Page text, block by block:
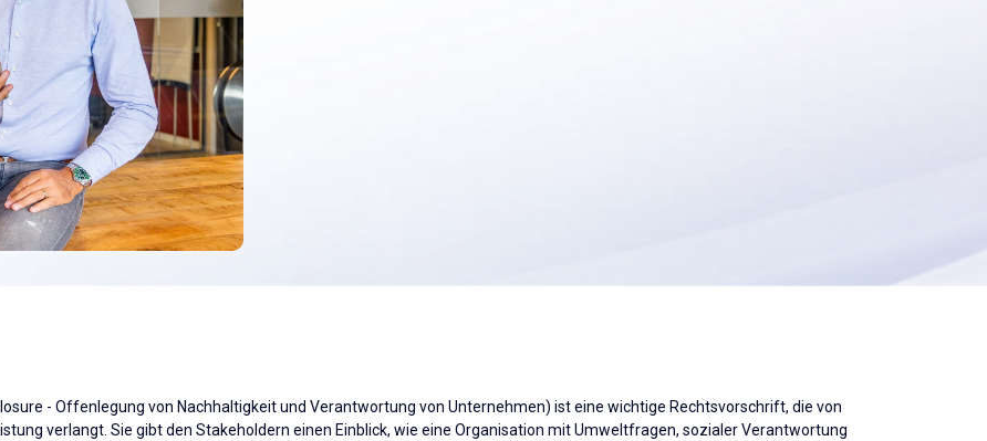
- Offenlegung von Nachhaltigkeit und Verantwortung von Unternehmen) ist eine wichtige Rechtsvorschrift, die von
verlangt. Sie gibt den Stakeholdern einen Einblick, wie eine Organisation mit Umweltfragen, sozialer Verantwortung